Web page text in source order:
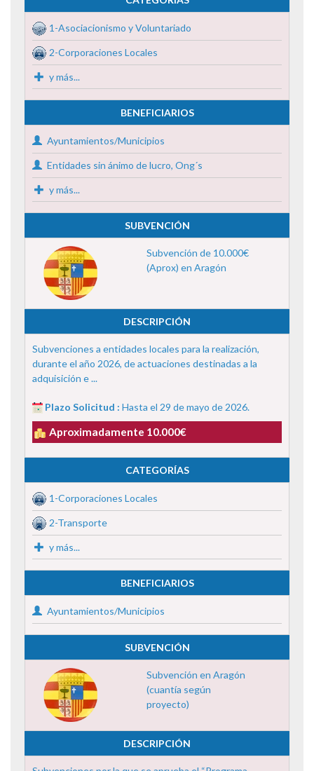
1-Asociacionismo y Voluntariado
2-Corporaciones Locales
y más...
BENEFICIARIOS
Ayuntamientos/Municipios
Entidades sin ánimo de lucro, Ong´s
y más...
SUBVENCIÓN
Subvención de 10.000€
(Aprox) en Aragón
DESCRIPCIÓN
Subvenciones a entidades locales para la realización,
durante el año 2026, de actuaciones destinadas a la
adquisición e ...
Plazo Solicitud : Hasta el 29 de mayo de 2026.
Aproximadamente 10.000€
CATEGORÍAS
1-Corporaciones Locales
2-Transporte
y más...
BENEFICIARIOS
Ayuntamientos/Municipios
SUBVENCIÓN
Subvención en Aragón
(cuantía según
proyecto)
DESCRIPCIÓN